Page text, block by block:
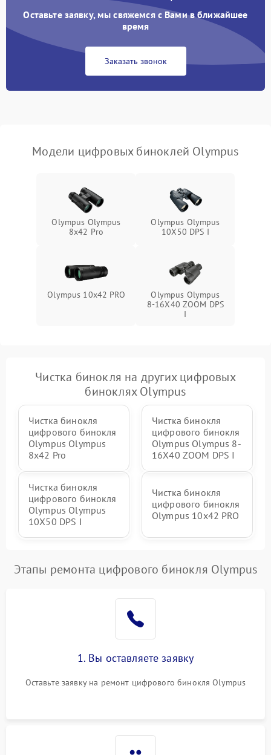
коркое время
1000 ₽ Подробнее →
1500 ₽ Подробнее →
Оставьте заявку, мы свяжемся с Вами в ближайшее
время
Заказать звонок
Модели цифровых биноклей Olympus
Olympus Olympus
8x42 Pro
Olympus Olympus
10X50 DPS I
Olympus 10x42 PRO
Olympus Olympus
8-16X40 ZOOM DPS
I
Чистка бинокля на других цифровых
биноклях Olympus
Чистка бинокля
цифрового бинокля
Olympus Olympus
8x42 Pro
Чистка бинокля
цифрового бинокля
Olympus Olympus 8-
16X40 ZOOM DPS I
Чистка бинокля
цифрового бинокля
Olympus Olympus
10X50 DPS I
Чистка бинокля
цифрового бинокля
Olympus 10x42 PRO
Этапы ремонта цифрового бинокля Olympus
1. Вы оставляете заявку
Оставьте заявку на ремонт цифрового бинокля Olympus